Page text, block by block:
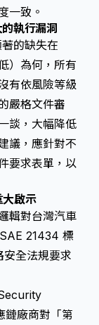
一致。
執行漏洞
的缺失在
）為何，所有
有依風險等級
嚴格文件審
談，大幅降低
議，應針對不
要求表單，以
啟示
輯對台灣汽車
21434 標
全法規要求
廠商對「第